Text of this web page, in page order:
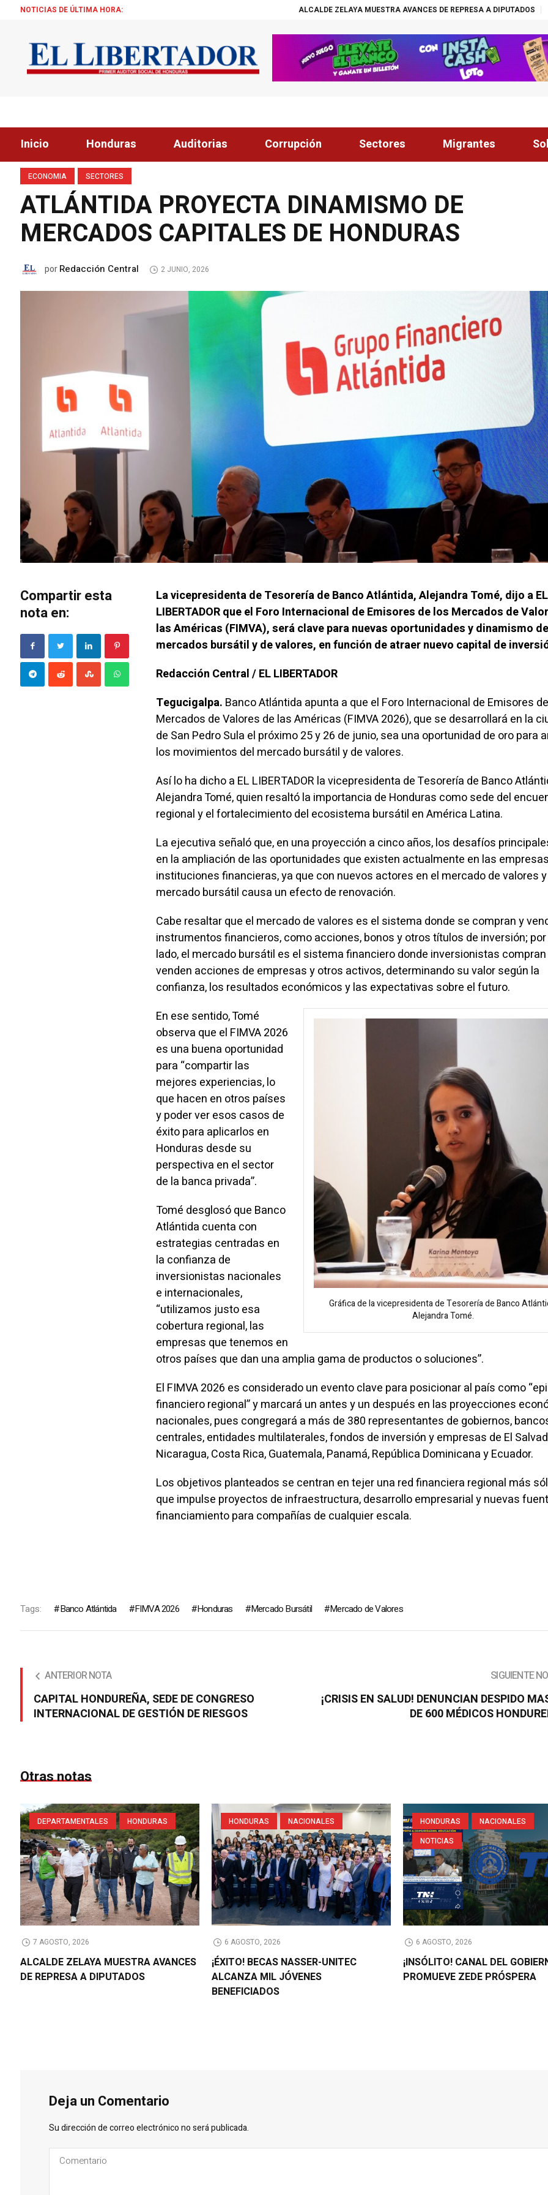
NOTICIAS DE ÚLTIMA HORA: ALCALDE ZELAYA MUESTRA AVANCES DE REPRESA A DIPUTADOS ¡ÉXITO! BECAS
Inicio Honduras Auditorias Corrupción Sectores Migrantes
ECONOMIA SECTORES
ATLÁNTIDA PROYECTA DINAMISMO DE
MERCADOS CAPITALES DE HONDURAS
porRedacción Central 2 JUNIO, 2026
Compartir esta
nota en:
La vicepresidenta de Tesorería de Banco Atlántida, Alejandra Tomé, dijo a EL
LIBERTADOR que el Foro Internacional de Emisores de los Mercados de
las Américas (FIMVA), será clave para nuevas oportunidades y dinamismo
mercados bursátil y de valores, en función de atraer nuevo capital de
Redacción Central / EL LIBERTADOR
Tegucigalpa. Banco Atlántida apunta a que el Foro Internacional de Emisores
Mercados de Valores de las Américas (FIMVA 2026), que se desarrollará en la
de San Pedro Sula el próximo 25 y 26 de junio, sea una oportunidad de oro para
los movimientos del mercado bursátil y de valores.
Así lo ha dicho a EL LIBERTADOR la vicepresidenta de Tesorería de Banco
Alejandra Tomé, quien resaltó la importancia de Honduras como sede del
regional y el fortalecimiento del ecosistema bursátil en América Latina.
La ejecutiva señaló que, en una proyección a cinco años, los desafíos
en la ampliación de las oportunidades que existen actualmente en las
instituciones financieras, ya que con nuevos actores en el mercado de valores
mercado bursátil causa un efecto de renovación.
Cabe resaltar que el mercado de valores es el sistema donde se compran y
instrumentos financieros, como acciones, bonos y otros títulos de inversión;
lado, el mercado bursátil es el sistema financiero donde inversionistas
venden acciones de empresas y otros activos, determinando su valor según la
confianza, los resultados económicos y las expectativas sobre el futuro.
Gráfica de la vicepresidenta de Tesorería de Banco
Alejandra Tomé.
En ese sentido, Tomé
observa que el FIMVA 2026
es una buena oportunidad
para “compartir las
mejores experiencias, lo
que hacen en otros países
y poder ver esos casos de
éxito para aplicarlos en
Honduras desde su
perspectiva en el sector
de la banca privada”.
Tomé desglosó que Banco
Atlántida cuenta con
estrategias centradas en
la confianza de
inversionistas nacionales
e internacionales,
“utilizamos justo esa
cobertura regional, las
empresas que tenemos en
otros países que dan una amplia gama de productos o soluciones”.
El FIMVA 2026 es considerado un evento clave para posicionar al país como
financiero regional” y marcará un antes y un después en las proyecciones
nacionales, pues congregará a más de 380 representantes de gobiernos,
centrales, entidades multilaterales, fondos de inversión y empresas de El
Nicaragua, Costa Rica, Guatemala, Panamá, República Dominicana y Ecuador.
Los objetivos planteados se centran en tejer una red financiera regional más
que impulse proyectos de infraestructura, desarrollo empresarial y nuevas
financiamiento para compañías de cualquier escala.
Tags: Banco Atlántida FIMVA 2026 Honduras Mercado Bursátil Mercado de Valores
ANTERIOR NOTA
CAPITAL HONDUREÑA, SEDE DE CONGRESO
INTERNACIONAL DE GESTIÓN DE RIESGOS
SIGUIENTE
¡CRISIS EN SALUD! DENUNCIAN DESPIDO
DE 600 MÉDICOS
Otras notas
DEPARTAMENTALES HONDURAS
7 AGOSTO, 2026
ALCALDE ZELAYA MUESTRA AVANCES
DE REPRESA A DIPUTADOS
HONDURAS NACIONALES
6 AGOSTO, 2026
¡ÉXITO! BECAS NASSER-UNITEC
ALCANZA MIL JÓVENES
BENEFICIADOS
HONDURAS
NACIONALES
NOTICIAS
6 AGOSTO, 2026
¡INSÓLITO! CANAL DEL
PROMUEVE ZEDE PRÓSPERA
Deja un Comentario
Su dirección de correo electrónico no será publicada.